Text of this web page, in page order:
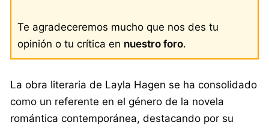
Te agradeceremos mucho que nos des tu
opinión o tu crítica en nuestro foro.
La obra literaria de Layla Hagen se ha consolidado
como un referente en el género de la novela
romántica contemporánea, destacando por su